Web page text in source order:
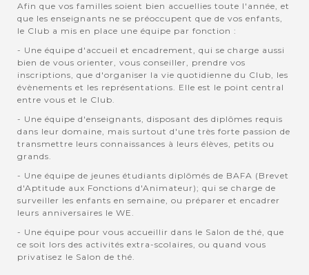
Afin que vos familles soient bien accuellies toute l'année, et
que les enseignants ne se préoccupent que de vos enfants,
le Club a mis en place une équipe par fonction :
- Une équipe d'accueil et encadrement, qui se charge aussi
bien de vous orienter, vous conseiller, prendre vos
inscriptions, que d'organiser la vie quotidienne du Club, les
évènements et les représentations. Elle est le point central
entre vous et le Club.
- Une équipe d'enseignants, disposant des diplômes requis
dans leur domaine, mais surtout d'une très forte passion de
transmettre leurs connaissances à leurs élèves, petits ou
grands.
- Une équipe de jeunes étudiants diplômés de BAFA (Brevet
d'Aptitude aux Fonctions d'Animateur); qui se charge de
surveiller les enfants en semaine, ou préparer et encadrer
leurs anniversaires le WE.
- Une équipe pour vous accueillir dans le Salon de thé, que
ce soit lors des activités extra-scolaires, ou quand vous
privatisez le Salon de thé.